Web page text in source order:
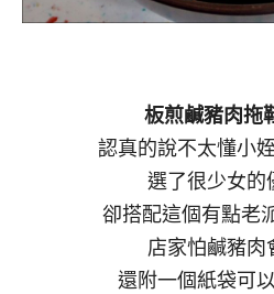
板煎鹹豬肉拖
認真的說不太懂小
選了很少女的
卻搭配這個有點老
店家怕鹹豬肉
還附一個紙袋可